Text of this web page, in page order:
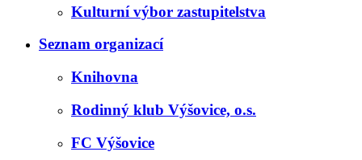
Kulturní výbor zastupitelstva
Seznam organizací
Knihovna
Rodinný klub Výšovice, o.s.
FC Výšovice